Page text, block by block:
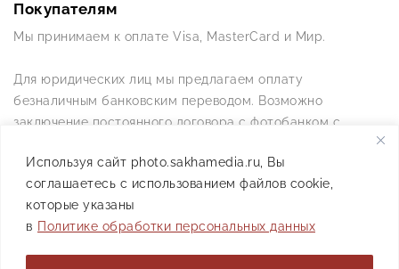
Используя сайт photo.sakhamedia.ru, Вы
соглашаетесь с использованием файлов cookie,
которые указаны
в Политике обработки персональных данных
Покупателям
Мы принимаем к оплате Visa, MasterCard и Мир.
Для юридических лиц мы предлагаем оплату
безналичным банковским переводом. Возможно
заключение постоянного договора с фотобанком с
Позвоните нам по телефону +7(4112) 42-09-42 — и мы
ответим на все ваши вопросы